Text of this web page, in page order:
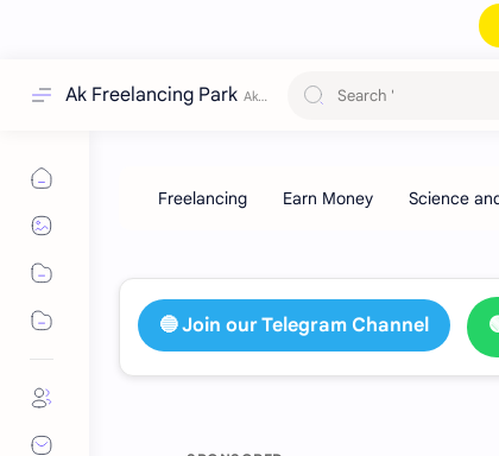
Ak Freelancing Park
🔥
🔵 Join our Telegram Channel